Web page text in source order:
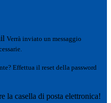
Verrà inviato un messaggio
Effettua il reset della password
la casella di posta elettronica!